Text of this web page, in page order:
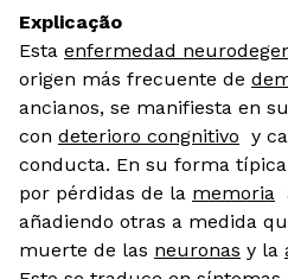
Explicação
Esta enfermedad
origen más frecuente de
ancianos, se manifiesta en
con deterioro congnitivo y
conducta. En su forma
por pérdidas de la memoria
añadiendo otras a medida
muerte de las neuronas y la